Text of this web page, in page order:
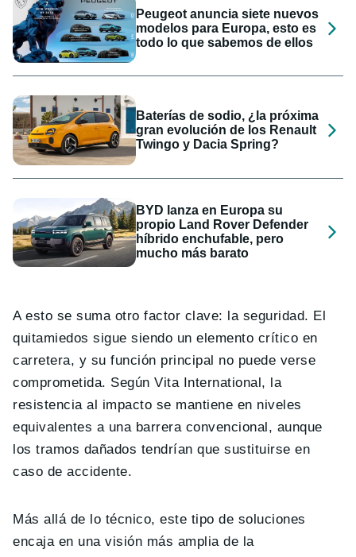
Peugeot anuncia siete nuevos
modelos para Europa, esto es
todo lo que sabemos de ellos
Baterías de sodio, ¿la próxima
gran evolución de los Renault
Twingo y Dacia Spring?
BYD lanza en Europa su
propio Land Rover Defender
híbrido enchufable, pero
mucho más barato
A esto se suma otro factor clave: la seguridad. El
quitamiedos sigue siendo un elemento crítico en
carretera, y su función principal no puede verse
comprometida. Según Vita International, la
resistencia al impacto se mantiene en niveles
equivalentes a una barrera convencional, aunque
los tramos dañados tendrían que sustituirse en
caso de accidente.
Más allá de lo técnico, este tipo de soluciones
encaja en una visión más amplia de la